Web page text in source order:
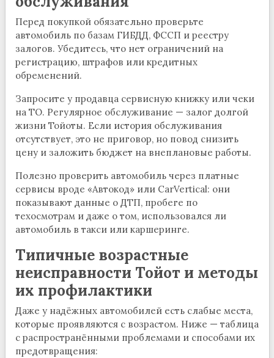
Перед покупкой обязательно проверьте
автомобиль по базам ГИБДД, ФССП и реестру
залогов. Убедитесь, что нет ограничений на
регистрацию, штрафов или кредитных
обременений.
Запросите у продавца сервисную книжку или чеки
на ТО. Регулярное обслуживание — залог долгой
жизни Тойоты. Если история обслуживания
отсутствует, это не приговор, но повод снизить
цену и заложить бюджет на внеплановые работы.
Полезно проверить автомобиль через платные
сервисы вроде «Автокод» или CarVertical: они
показывают данные о ДТП, пробеге по
техосмотрам и даже о том, использовался ли
автомобиль в такси или каршеринге.
Типичные возрастные
неисправности Тойот и методы
их профилактики
Даже у надёжных автомобилей есть слабые места,
которые проявляются с возрастом. Ниже — таблица
с распространёнными проблемами и способами их
предотвращения: